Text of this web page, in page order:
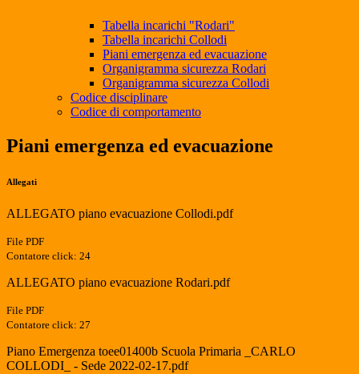
Tabella incarichi "Rodari"
Tabella incarichi Collodi
Piani emergenza ed evacuazione
Organigramma sicurezza Rodari
Organigramma sicurezza Collodi
Codice disciplinare
Codice di comportamento
Piani emergenza ed evacuazione
Allegati
ALLEGATO piano evacuazione Collodi.pdf
File PDF
Contatore click: 24
ALLEGATO piano evacuazione Rodari.pdf
File PDF
Contatore click: 27
Piano Emergenza toee01400b Scuola Primaria _CARLO
COLLODI_ - Sede 2022-02-17.pdf